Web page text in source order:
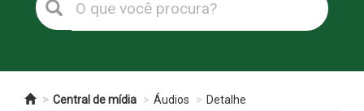
Central de mídia Áudios Detalhe